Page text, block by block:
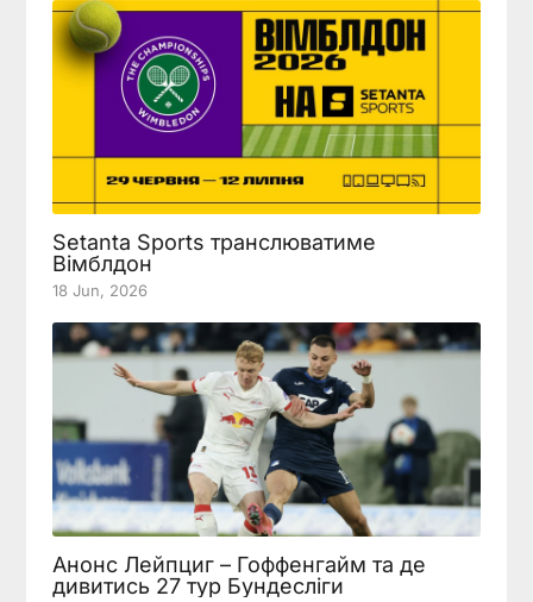
Setanta Sports транслюватиме
Вімблдон
18 Jun, 2026
Анонс Лейпциг – Гоффенгайм та де
дивитись 27 тур Бундесліги